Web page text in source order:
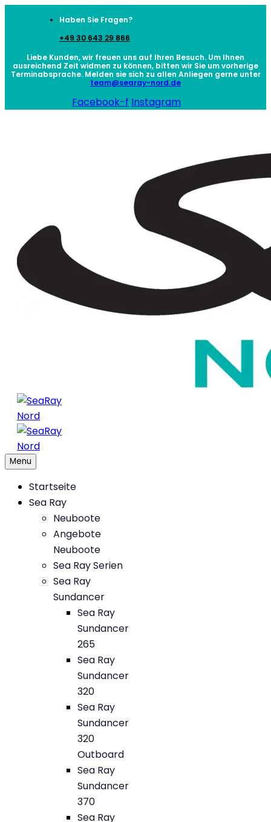
Haben Sie Fragen?
+49 30 643 29 866
Liebe Kunden, wir freuen uns auf Ihren Besuch. Um Ihnen
ausreichend Zeit widmen zu können, bitten wir Sie um vorherige
Terminabsprache. Melden sie sich zu allen Anliegen gerne unter
team@searay-nord.de
Facebook-f Instagram
Menu
Startseite
Sea Ray
Neuboote
Angebote
Neuboote
Sea Ray Serien
Sea Ray
Sundancer
Sea Ray
Sundancer
265
Sea Ray
Sundancer
320
Sea Ray
Sundancer
320
Outboard
Sea Ray
Sundancer
370
Sea Ray